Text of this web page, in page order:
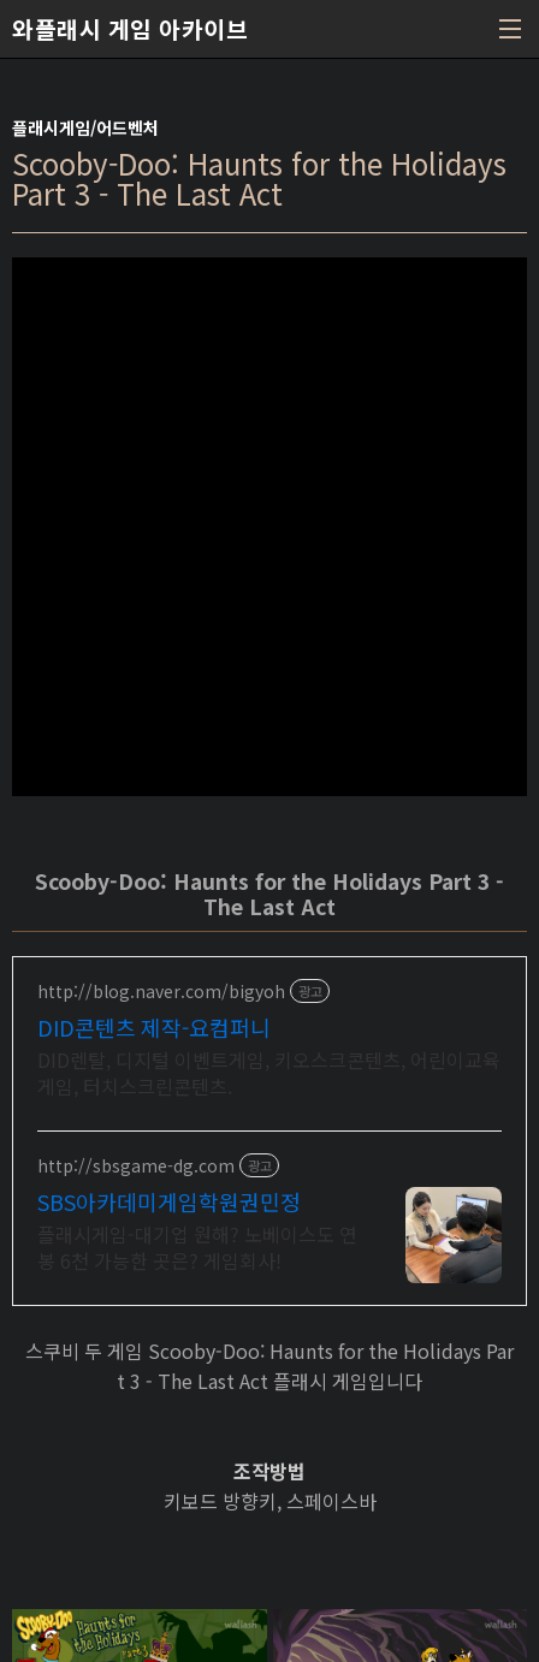
와플래시 게임 아카이브
플래시게임/어드벤처
Scooby-Doo: Haunts for the Holidays
Part 3 - The Last Act
Scooby-Doo: Haunts for the Holidays Part 3 -
The Last Act
http://blog.naver.com/bigyoh 광고
DID콘텐츠 제작-요컴퍼니
http://sbsgame-dg.com 광고
SBS아카데미게임학원권민정
스쿠비 두 게임 Scooby-Doo: Haunts for the Holidays Par
t 3 - The Last Act 플래시 게임입니다
조작방법
키보드 방향키, 스페이스바